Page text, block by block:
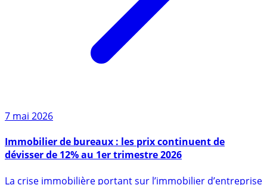
7 mai 2026
dévisser de 12% au 1er trimestre 2026